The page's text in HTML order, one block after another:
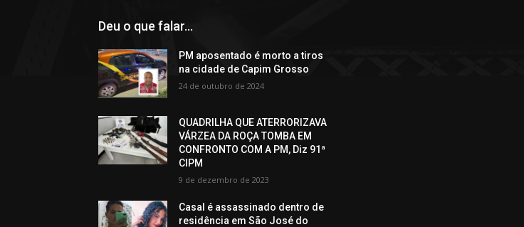
Deu o que falar...
PM aposentado é morto a tiros
na cidade de Capim Grosso
24 de outubro de 2024
QUADRILHA QUE ATERRORIZAVA
VÁRZEA DA ROÇA TOMBA EM
CONFRONTO COM A PM, Diz 91ª
CIPM
9 de dezembro de 2023
Casal é assassinado dentro de
residência em São José do